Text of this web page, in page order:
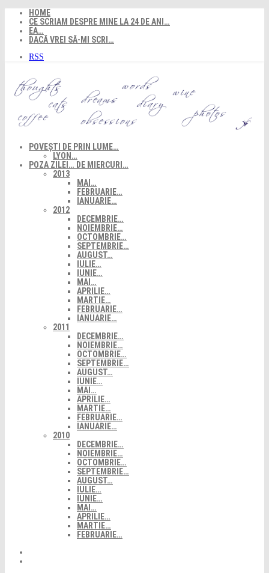
content
HOME
CE SCRIAM DESPRE MINE LA 24 DE ANI…
EA…
DACĂ VREI SĂ-MI SCRI…
RSS
POVEȘTI DE PRIN LUME…
LYON…
POZA ZILEI… DE MIERCURI…
2013
MAI…
FEBRUARIE…
IANUARIE…
2012
DECEMBRIE…
NOIEMBRIE…
OCTOMBRIE…
SEPTEMBRIE…
AUGUST…
IULIE…
IUNIE…
MAI…
APRILIE…
MARTIE…
FEBRUARIE…
IANUARIE…
2011
DECEMBRIE…
NOIEMBRIE…
OCTOMBRIE…
SEPTEMBRIE…
AUGUST…
IUNIE…
MAI…
APRILIE…
MARTIE…
FEBRUARIE…
IANUARIE…
2010
DECEMBRIE…
NOIEMBRIE…
OCTOMBRIE…
SEPTEMBRIE…
AUGUST…
IULIE…
IUNIE…
MAI…
APRILIE…
MARTIE…
FEBRUARIE…